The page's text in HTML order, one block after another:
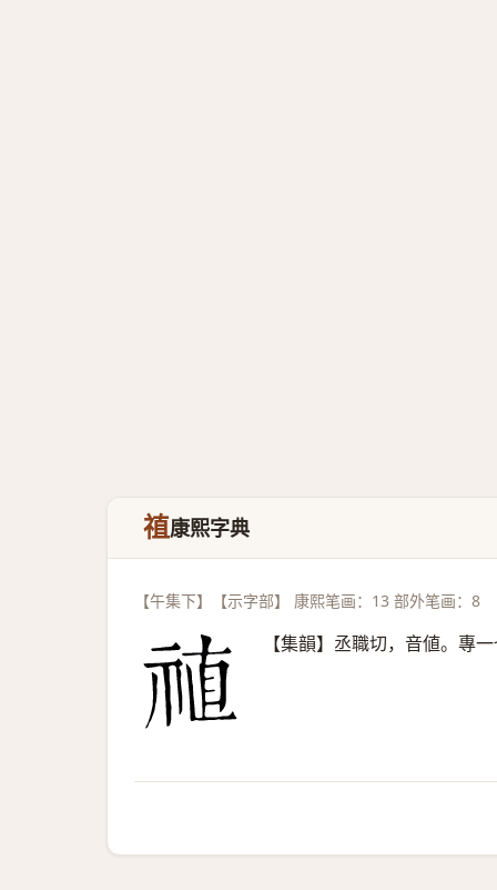
禃康熙字典
【午集下】【示字部】 康熙笔画：13 部外笔画：8
【集韻】丞職切，音値。專